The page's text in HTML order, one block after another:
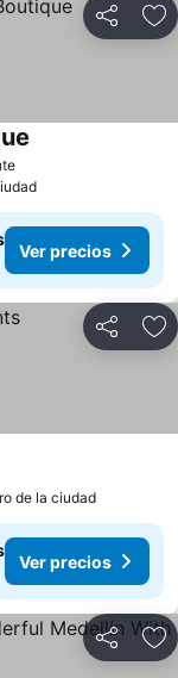
Compartir
Ver precios
Compartir
de la ciudad
Ver precios
Compartir